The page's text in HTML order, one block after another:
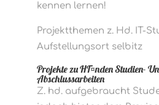
kennen lernen!
Projektthemen z. Hd. IT-
Aufstellungsort selbitz
Projekte zu HГ¤nden Studien-
Abschlussarbeiten
Z. hd. aufgebraucht